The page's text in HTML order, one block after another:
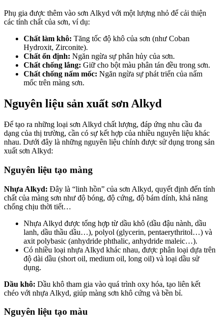
Phụ gia được thêm vào sơn Alkyd với một lượng nhỏ để cải thiện
các tính chất của sơn, ví dụ:
Chất làm khô: Tăng tốc độ khô của sơn (như Coban
Hydroxit, Zirconite).
Chất ổn định: Ngăn ngừa sự phân hủy của sơn.
Chất chống lắng: Giữ cho bột màu phân tán đều trong sơn.
Chất chống nấm mốc: Ngăn ngừa sự phát triển của nấm
mốc trên màng sơn.
Nguyên liệu sản xuất sơn Alkyd
Để tạo ra những loại sơn Alkyd chất lượng, đáp ứng nhu cầu đa
dạng của thị trường, cần có sự kết hợp của nhiều nguyên liệu khác
nhau. Dưới đây là những nguyên liệu chính được sử dụng trong sản
xuất sơn Alkyd:
Nguyên liệu tạo màng
Nhựa Alkyd: Đây là “linh hồn” của sơn Alkyd, quyết định đến tính
chất của màng sơn như độ bóng, độ cứng, độ bám dính, khả năng
chống chịu thời tiết…
Nhựa Alkyd được tổng hợp từ dầu khô (dầu đậu nành, dầu
lanh, dầu thầu dầu…), polyol (glycerin, pentaerythritol…) và
axit polybasic (anhydride phthalic, anhydride maleic…).
Có nhiều loại nhựa Alkyd khác nhau, được phân loại dựa trên
độ dài dầu (short oil, medium oil, long oil) và loại dầu sử
dụng.
Dầu khô: Dầu khô tham gia vào quá trình oxy hóa, tạo liên kết
chéo với nhựa Alkyd, giúp màng sơn khô cứng và bền bỉ.
Nguyên liệu tạo màu